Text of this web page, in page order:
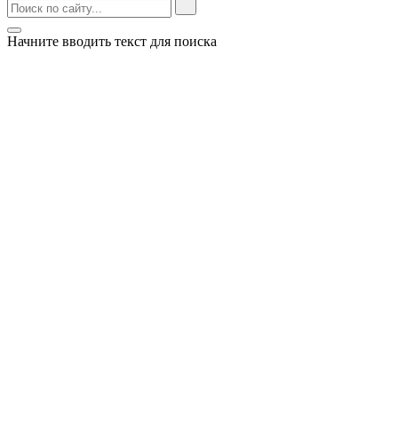
Начните вводить текст для поиска